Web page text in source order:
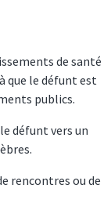
de santé
que le défunt est
publics.
défunt vers un
rencontres ou de